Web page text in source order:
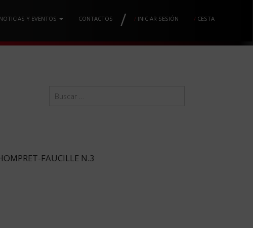
NOTICIAS Y EVENTOS CONTACTOS / / INICIAR SESIÓN / CESTA
FAUCILLE N.3